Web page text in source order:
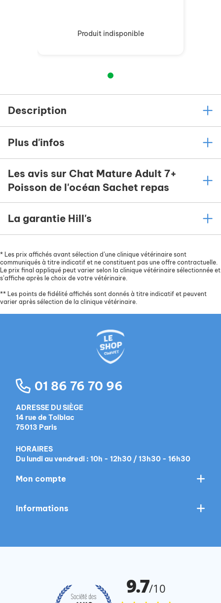
Produit indisponible
Description
Plus d'infos
Les avis sur Chat Mature Adult 7+
Poisson de l'océan Sachet repas
La garantie Hill's
* Les prix affichés avant sélection d’une clinique vétérinaire sont
communiqués à titre indicatif et ne constituent pas une offre contractuelle.
Le prix final appliqué peut varier selon la clinique vétérinaire sélectionnée et
s’affiche après le choix de votre vétérinaire.
** Les points de fidélité affichés sont donnés à titre indicatif et peuvent
varier après sélection de la clinique vétérinaire.
01 86 76 70 96
ADRESSE DU SIÈGE
14 rue de Tolbiac
75013 Paris
HORAIRES
Du lundi au vendredi : 10h - 12h30 / 13h30 - 16h30
Mon compte
Informations